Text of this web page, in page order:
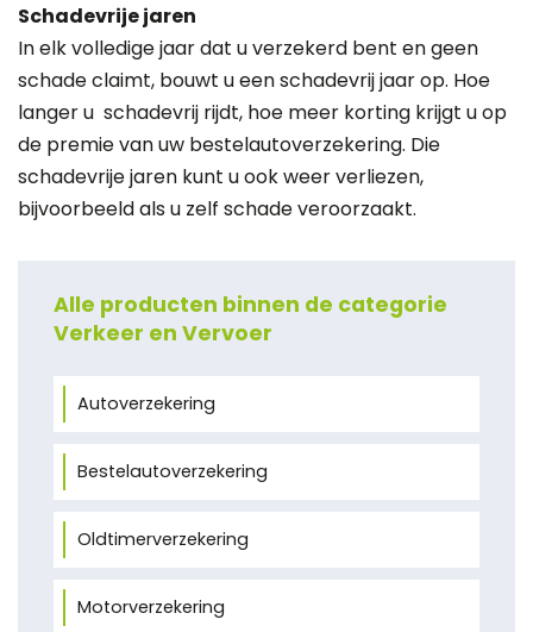
Schadevrije jaren
In elk volledige jaar dat u verzekerd bent en geen
schade claimt, bouwt u een schadevrij jaar op. Hoe
langer u schadevrij rijdt, hoe meer korting krijgt u op
de premie van uw bestelautoverzekering. Die
schadevrije jaren kunt u ook weer verliezen,
bijvoorbeeld als u zelf schade veroorzaakt.
Alle producten binnen de categorie
Verkeer en Vervoer
Autoverzekering
Bestelautoverzekering
Oldtimerverzekering
Motorverzekering